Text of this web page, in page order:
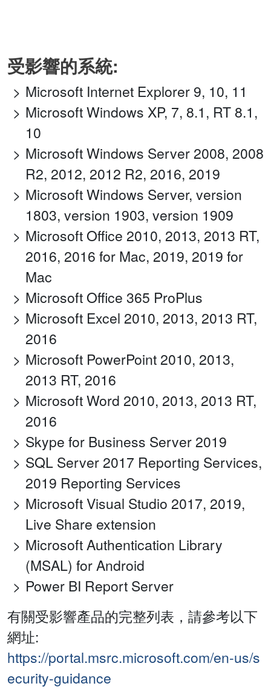
受影響的系統:
Microsoft Internet Explorer 9, 10, 11
Microsoft Windows XP, 7, 8.1, RT 8.1,
10
Microsoft Windows Server 2008, 2008
R2, 2012, 2012 R2, 2016, 2019
Microsoft Windows Server, version
1803, version 1903, version 1909
Microsoft Office 2010, 2013, 2013 RT,
2016, 2016 for Mac, 2019, 2019 for
Mac
Microsoft Office 365 ProPlus
Microsoft Excel 2010, 2013, 2013 RT,
2016
Microsoft PowerPoint 2010, 2013,
2013 RT, 2016
Microsoft Word 2010, 2013, 2013 RT,
2016
Skype for Business Server 2019
SQL Server 2017 Reporting Services,
2019 Reporting Services
Microsoft Visual Studio 2017, 2019,
Live Share extension
Microsoft Authentication Library
(MSAL) for Android
Power BI Report Server
有關受影響產品的完整列表，請參考以下
網址:
https://portal.msrc.microsoft.com/en-us/s
ecurity-guidance